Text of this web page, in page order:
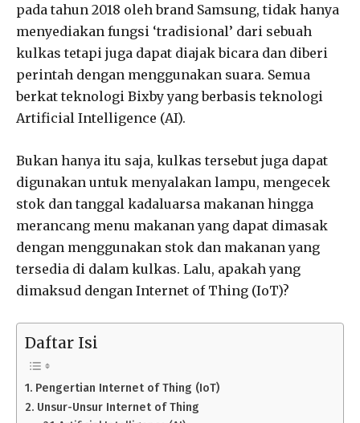
pada tahun 2018 oleh brand Samsung, tidak hanya
menyediakan fungsi ‘tradisional’ dari sebuah
kulkas tetapi juga dapat diajak bicara dan diberi
perintah dengan menggunakan suara. Semua
berkat teknologi Bixby yang berbasis teknologi
Artificial Intelligence (AI).
Bukan hanya itu saja, kulkas tersebut juga dapat
digunakan untuk menyalakan lampu, mengecek
stok dan tanggal kadaluarsa makanan hingga
merancang menu makanan yang dapat dimasak
dengan menggunakan stok dan makanan yang
tersedia di dalam kulkas. Lalu, apakah yang
dimaksud dengan Internet of Thing (IoT)?
Daftar Isi
Pengertian Internet of Thing (IoT)
Unsur-Unsur Internet of Thing